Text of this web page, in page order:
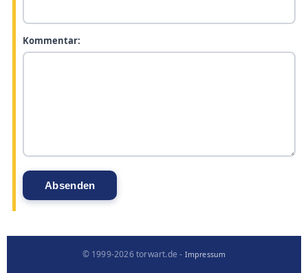
Kommentar:
© 1999-2026 torwart.de - Impressum